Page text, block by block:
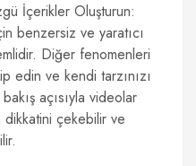
İçerikler Oluşturun:
benzersiz ve yaratıcı
Diğer fenomenleri
edin ve kendi tarzınızı
açısıyla videolar
çekebilir ve